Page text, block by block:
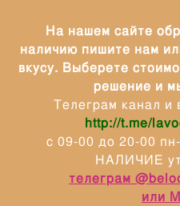
На нашем сайте
наличию пишите нам
вкусу. Выберете
решение и
Телеграм канал
http://t.me/
с 09-00 до 20-00
НАЛИЧИЕ
телеграм
или